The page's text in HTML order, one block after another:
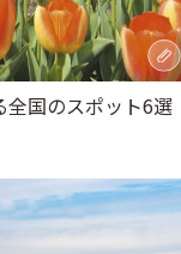
全国のスポット6選